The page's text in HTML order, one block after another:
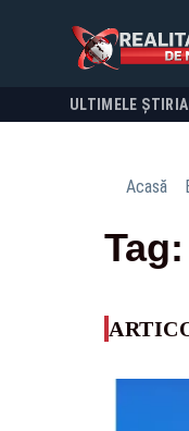
ULTIMELE ȘTIRI
Acasă